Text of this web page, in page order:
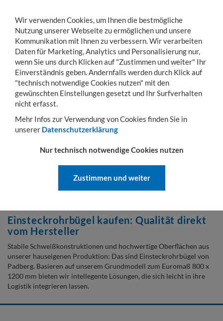
Toggle
navigation
MENÜ KONTO WARENKORB
Sie sind hier: Lager- & Transportgestelle Rohrbügel Einsteckrohrbügel
EINSTECKROHRBÜGEL
Flexibler Schutz für Ihre Waren
und Lagerbehälter. Als Hersteller mit über 30 Jahren Erfahrung
bieten wir stabile, langlebige Lösungen, die perfekt auf Ihre
Einsteckrohrbügel kaufen: Qualität direkt
vom Hersteller
Stabile Schweißkonstruktionen und hochwertige Oberflächen aus
unserer hauseigenen Produktion: Das sind Einsteckrohrbügel von
Padberg. Basieren auf unserem Grundmodell zum Euromaß 800 x
1200 mm bieten wir intellegente Lösungen, die sich leicht in ihre
Logistik integrieren lassen.
Wir verwenden Cookies, um Ihnen die bestmögliche
Nutzung unserer Webseite zu ermöglichen und unsere
Kommunikation mit Ihnen zu verbessern. Wir verarbeiten
Daten für Marketing, Analytics und Personalisierung nur,
wenn Sie uns durch Klicken auf "Zustimmen und weiter" Ihr
Einverständnis geben. Andernfalls werden durch Klick auf
"technisch notwendige Cookies nutzen" mit den
gewünschten Einstellungen gesetzt und Ihr Surfverhalten
nicht erfasst.
Mehr Infos zur Verwendung von Cookies finden Sie in
unserer Datenschutzerklärung
Nur technisch notwendige Cookies nutzen
Zustimmen und weiter